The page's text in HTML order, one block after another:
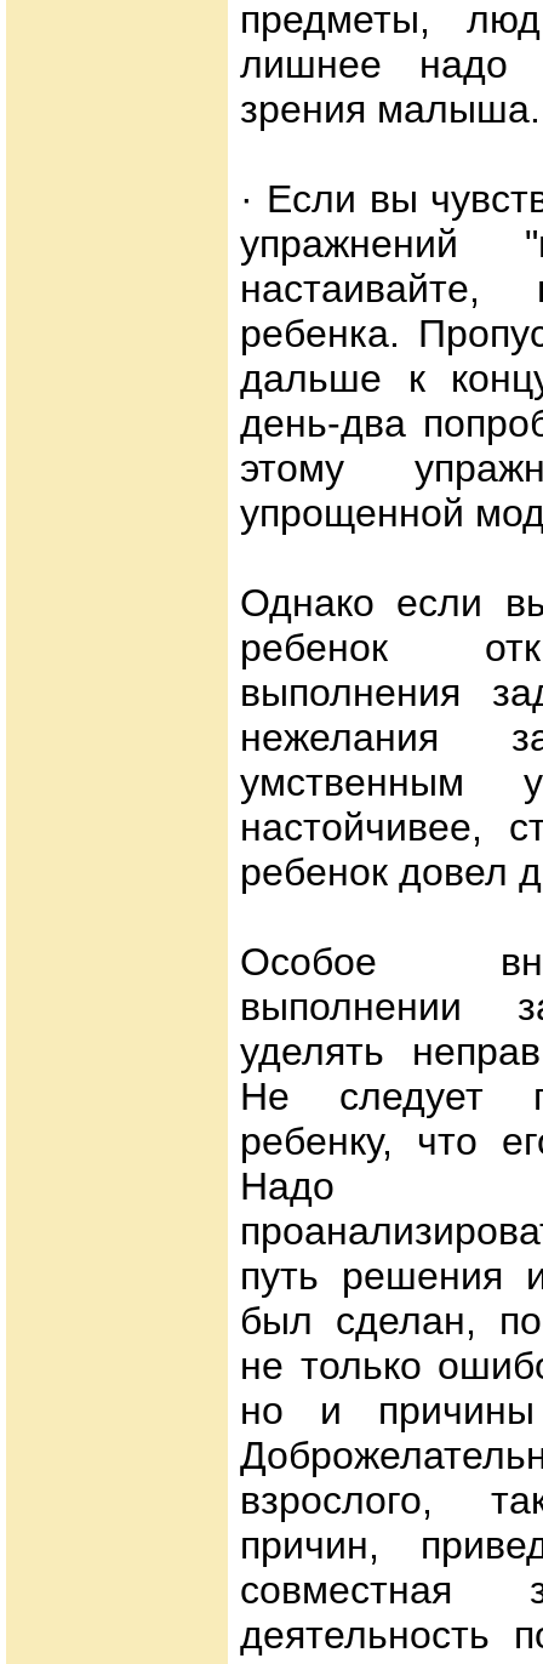
предметы,
лишнее надо
зрения малыша.
· Если вы
ребенка.
дальше к
день-два
этому
упрощенной
Однако если
ребенок
выполнения
нежелания
умственным
настойчивее,
ребенок довел
Особое
выполнении
уделять
Не следует
ребенку, что
Надо
путь решения
был сделан,
не только
но и причины
взрослого,
причин,
совместная
деятельность